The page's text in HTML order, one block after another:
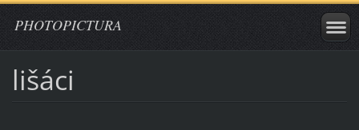
PHOTOPICTURA
lišáci